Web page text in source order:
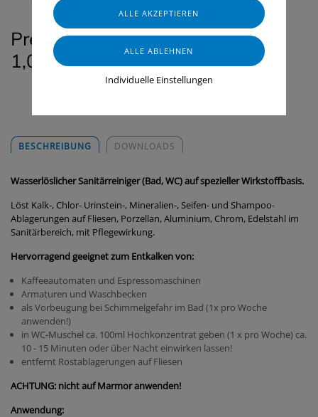
Preis pro Liter anw. Lösung ab ~
1,07 € (Verdünnung 1:20)
BESCHREIBUNG DOWNLOADS
Wasserlöslicher Sanitärreiniger (Bad, WC) auf spezieller Wirkstoffbasis.
Löst Kalk-, Chlor- Urinstein-, Mineralien-, Seifen- und Shampoo-
Ablagerungen auf Fliesen, Porzellan, Aluminium, Chrom, Edelstahl im
Sanitärbereich, mit Pflegewirkung.
Hervorragend geeignet zum Entkalken von:
Kaffeeautomaten und Espressomaschinen
Armaturen und Waschbecken
als Vorbeugung bei Schimmelgefahr im Bad (1x pro Woche
anwenden!)
in WC-Muschel ca. 100ml Hochkonzentrat geben (1 x pro Woche) ca.
10 - 15 Minuten oder über Nacht einwirken lassen!
entfernt Rostablagerungen auf Fliesen
ACHTUNG: nicht auf Marmor anwenden!
Anwendung:
Individuelle Einstellungen